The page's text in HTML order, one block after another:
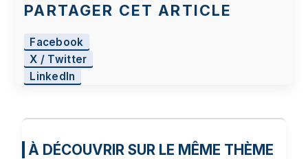
PARTAGER CET ARTICLE
Facebook
X / Twitter
LinkedIn
À DÉCOUVRIR SUR LE MÊME THÈME